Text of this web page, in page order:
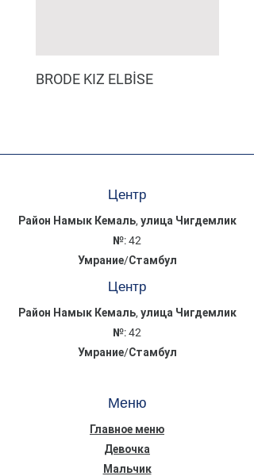
BRODE KIZ ELBİSE
Центр
Район Намык Кемаль, улица Чигдемлик
№: 42
Умрание/Стамбул
Центр
Район Намык Кемаль, улица Чигдемлик
№: 42
Умрание/Стамбул
Меню
Главное меню
Девочка
Мальчик